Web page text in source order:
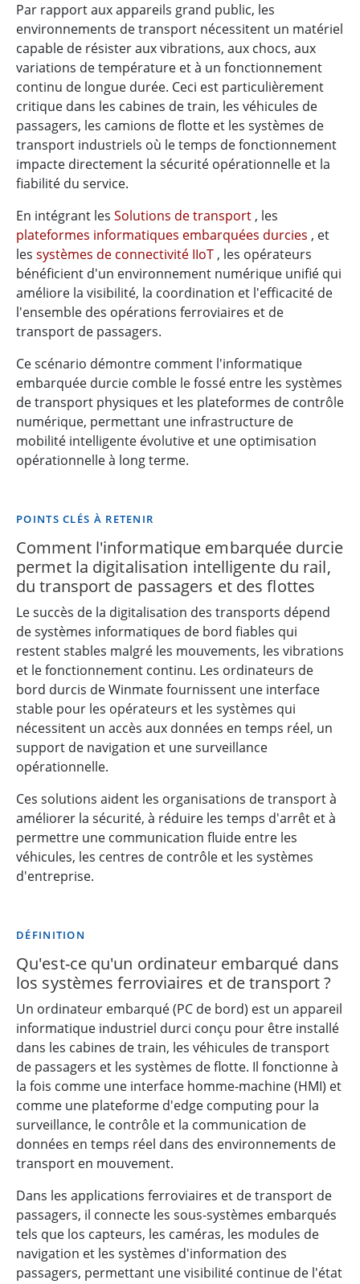
Par rapport aux appareils grand public, les
environnements de transport nécessitent un matériel
capable de résister aux vibrations, aux chocs, aux
variations de température et à un fonctionnement
continu de longue durée. Ceci est particulièrement
critique dans les cabines de train, les véhicules de
passagers, les camions de flotte et les systèmes de
transport industriels où le temps de fonctionnement
impacte directement la sécurité opérationnelle et la
fiabilité du service.
En intégrant les Solutions de transport , les
plateformes informatiques embarquées durcies , et
les systèmes de connectivité IIoT , les opérateurs
bénéficient d'un environnement numérique unifié qui
améliore la visibilité, la coordination et l'efficacité de
l'ensemble des opérations ferroviaires et de
transport de passagers.
Ce scénario démontre comment l'informatique
embarquée durcie comble le fossé entre les systèmes
de transport physiques et les plateformes de contrôle
numérique, permettant une infrastructure de
mobilité intelligente évolutive et une optimisation
opérationnelle à long terme.
POINTS CLÉS À RETENIR
Comment l'informatique embarquée durcie
permet la digitalisation intelligente du rail,
du transport de passagers et des flottes
Le succès de la digitalisation des transports dépend
de systèmes informatiques de bord fiables qui
restent stables malgré les mouvements, les vibrations
et le fonctionnement continu. Les ordinateurs de
bord durcis de Winmate fournissent une interface
stable pour les opérateurs et les systèmes qui
nécessitent un accès aux données en temps réel, un
support de navigation et une surveillance
opérationnelle.
Ces solutions aident les organisations de transport à
améliorer la sécurité, à réduire les temps d'arrêt et à
permettre une communication fluide entre les
véhicules, les centres de contrôle et les systèmes
d'entreprise.
DÉFINITION
Qu'est-ce qu'un ordinateur embarqué dans
los systèmes ferroviaires et de transport ?
Un ordinateur embarqué (PC de bord) est un appareil
informatique industriel durci conçu pour être installé
dans les cabines de train, les véhicules de transport
de passagers et les systèmes de flotte. Il fonctionne à
la fois comme une interface homme-machine (HMI) et
comme une plateforme d'edge computing pour la
surveillance, le contrôle et la communication de
données en temps réel dans des environnements de
transport en mouvement.
Dans les applications ferroviaires et de transport de
passagers, il connecte les sous-systèmes embarqués
tels que los capteurs, les caméras, les modules de
navigation et les systèmes d'information des
passagers, permettant une visibilité continue de l'état